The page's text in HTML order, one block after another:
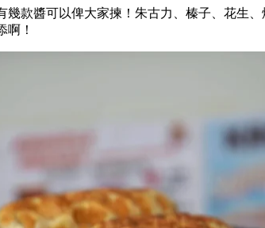
幾款醬可以俾大家揀！朱古力、榛子、花生
啊！